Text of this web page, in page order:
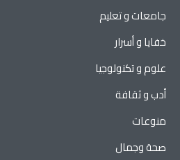
جامعات و تعليم
خفايا و أسرار
علوم و تكنولوجيا
أدب و ثقافة
منوعات
صحة وجمال